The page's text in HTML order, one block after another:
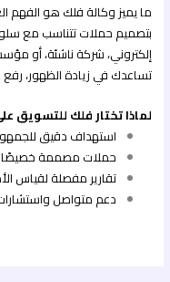
ما يميز وكالة فلك هو
بتصميم حملات تتناسب مع
إلكتروني، شركة ناشئة، أو
تساعدك في زيادة الظهور، رفع
لماذا تختار فلك للتسويق
استهداف دقيق
حملات مصممة
تقارير مفصلة لقياس
دعم متواصل